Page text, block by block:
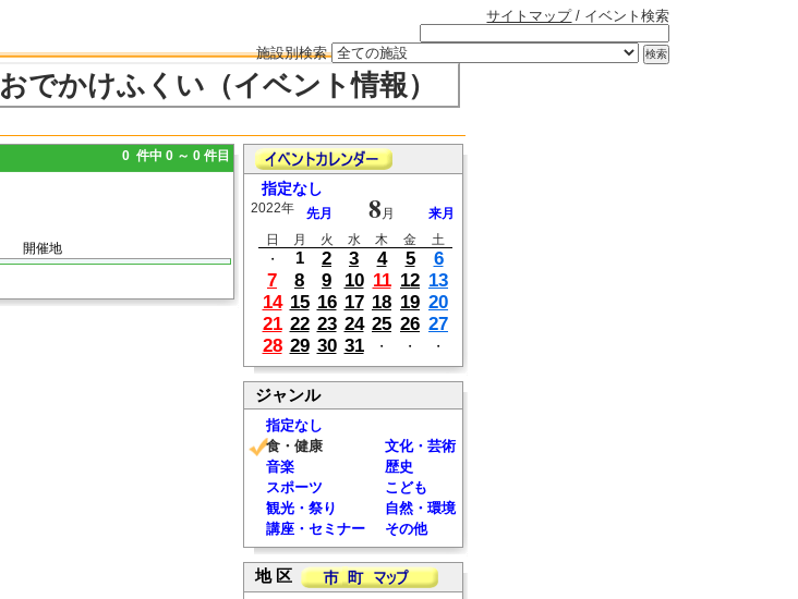
サイトマップ/ イベント検索
施設別検索
おでかけふくい（イベント情報）
0 件中 0 ～ 0 件目
開催地
指定なし
2022年 先月 8 月
来月
日
月 火 水 木 金
土
・
1 2 3 4 5
6
7
8 9 10 11 12 13
14 15 16 17 18 19 20
21 22 23 24 25 26 27
28 29 30 31 ・ ・ ・
ジャンル
指定なし
食・健康
文化・芸術
音楽
歴史
スポーツ
こども
観光・祭り
自然・環境
講座・セミナー
その他
地 区